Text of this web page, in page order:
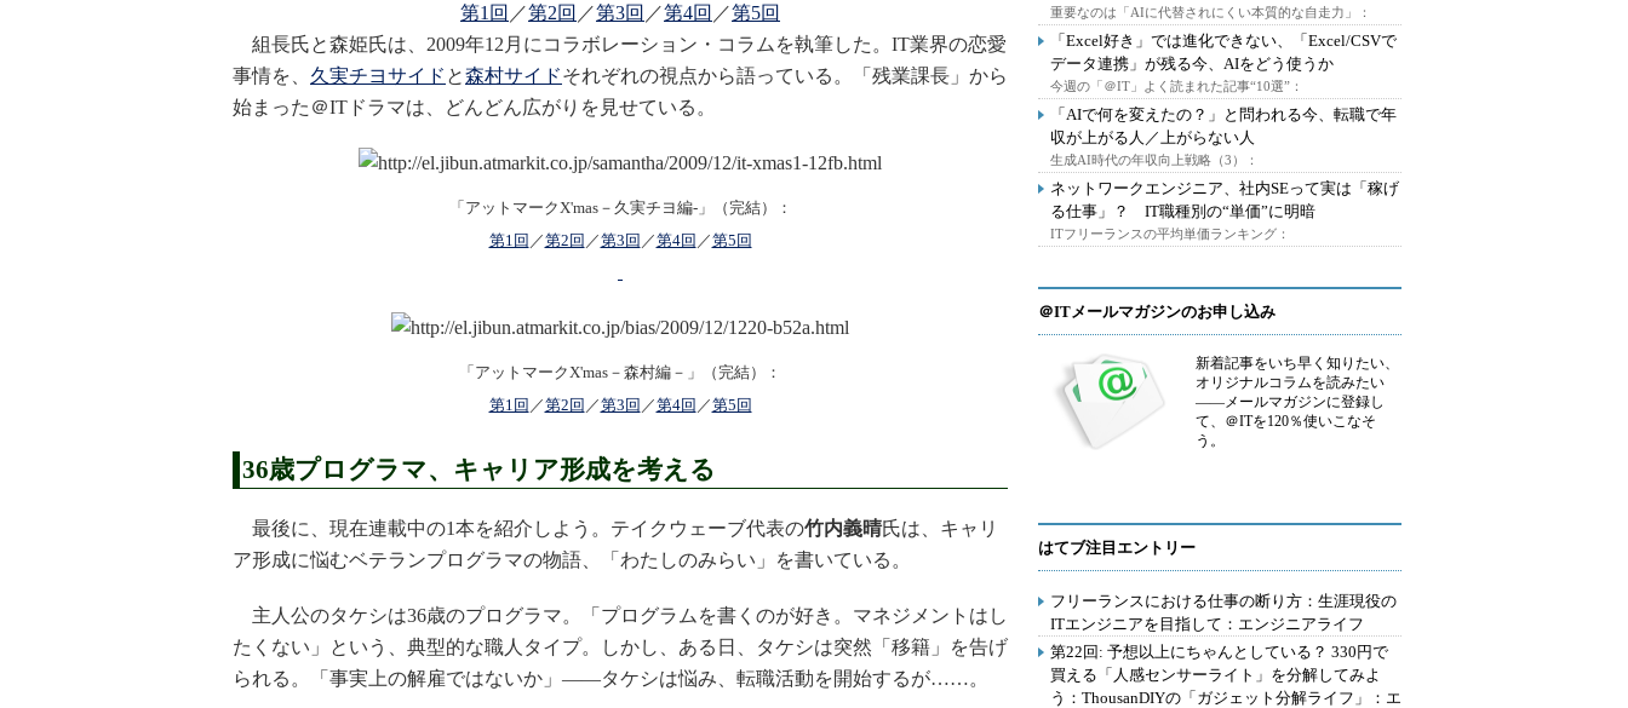
第1回 ／第2回 ／第3回 ／第4回 ／第5回
組長氏と森姫氏は、2009年12月にコラボレーション・コラムを執筆した。IT業界の恋愛
事情を、 久実チヨサイド と森村サイドそれぞれの視点から語っている。「残業課長」から
始まった＠ITドラマは、どんどん広がりを見せている。
「アットマークX'mas－久実チヨ編-」（完結）：
第1回 ／第2回 ／第3回 ／第4回 ／第5回
「アットマークX'mas－森村編－」（完結）：
第1回 ／第2回 ／第3回 ／第4回 ／第5回
36歳プログラマ、キャリア形成を考える
最後に、現在連載中の1本を紹介しよう。テイクウェーブ代表の竹内義晴氏は、キャリ
ア形成に悩むベテランプログラマの物語、「わたしのみらい」を書いている。
主人公のタケシは36歳のプログラマ。「プログラムを書くのが好き。マネジメントはし
たくない」という、典型的な職人タイプ。しかし、ある日、タケシは突然「移籍」を告げ
られる。「事実上の解雇ではないか」――タケシは悩み、転職活動を開始するが……。
重要なのは「AIに代替されにくい本質的な自走力」：
「Excel好き」では進化できない、「Excel/CSVで
データ連携」が残る今、AIをどう使うか
今週の「＠IT」よく読まれた記事“10選”：
「AIで何を変えたの？」と問われる今、転職で年
収が上がる人／上がらない人
生成AI時代の年収向上戦略（3）：
ネットワークエンジニア、社内SEって実は「稼げ
る仕事」？ IT職種別の“単価”に明暗
ITフリーランスの平均単価ランキング：
＠ITメールマガジンのお申し込み
新着記事をいち早く知りたい、
オリジナルコラムを読みたい
――メールマガジンに登録し
て、＠ITを120％使いこなそ
う。
はてブ注目エントリー
フリーランスにおける仕事の断り方：生涯現役の
ITエンジニアを目指して：エンジニアライフ
第22回: 予想以上にちゃんとしている？ 330円で
買える「人感センサーライト」を分解してみよ
う：ThousanDIYの「ガジェット分解ライフ」：エ